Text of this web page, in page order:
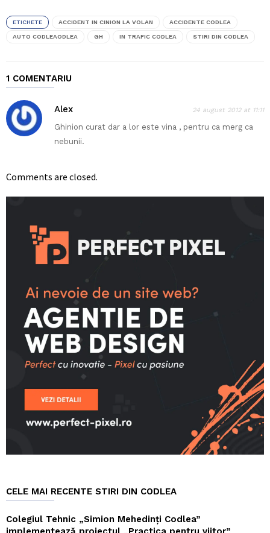
ETICHETE ACCIDENT IN CINION LA VOLAN ACCIDENTE CODLEA
AUTO CODLEAODLEA GH IN TRAFIC CODLEA STIRI DIN CODLEA
1 COMENTARIU
Alex 24 august 2012 at 11:11
Ghinion curat dar a lor este vina , pentru ca merg ca
nebunii.
Comments are closed.
CELE MAI RECENTE STIRI DIN CODLEA
Colegiul Tehnic „Simion Mehedinți Codlea”